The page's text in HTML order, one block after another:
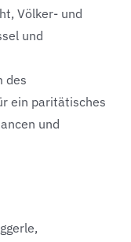
Völker- und
und
des
ein paritätisches
und